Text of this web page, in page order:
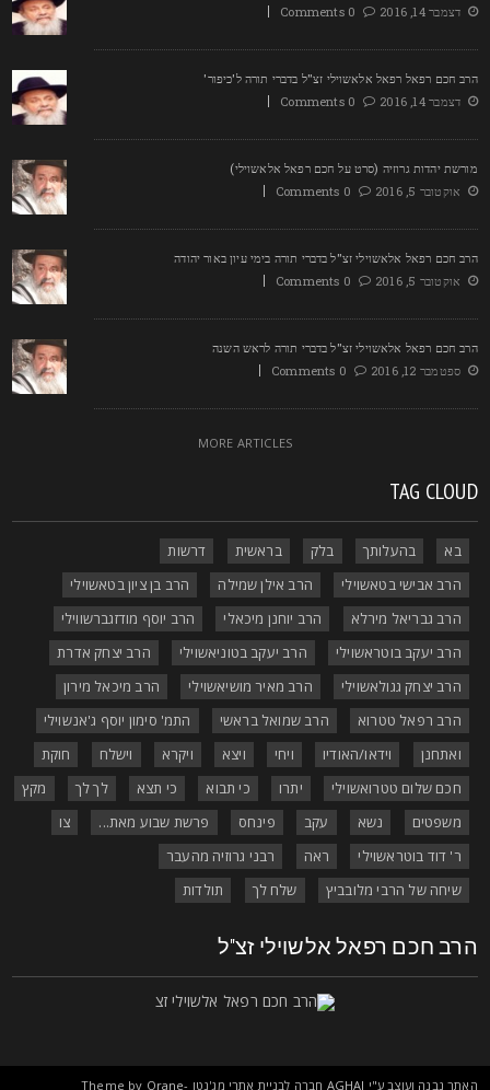
דצמבר 14, 2016
0 Comments
חכם רפאל רפאל אלאשוילי זצ"ל בדברי תורה ל'כיפור'
דצמבר 14, 2016
0 Comments
יהדות גרוזיה (סרט על חכם רפאל אלאשוילי)
אוקטובר 5, 2016
0 Comments
חכם רפאל אלאשוילי זצ"ל בדברי תורה בימי עיון באור יהודה
אוקטובר 5, 2016
0 Comments
חכם רפאל אלאשוילי זצ"ל בדברי תורה לראש השנה
ספטמבר 12, 2016
0 Comments
MORE ARTICLES
TAG
בא בהעלותך בלק בראשית
דרשות
הרב אבישי בטאשוילי
הרב אילן שמילה
הרב בן ציון בטאשוילי
הרב גבריאל מירלא
הרב יוחנן מיכאלי
הרב יוסף מודזגברשווילי
הרב יעקב בוטראשוילי
הרב יעקב בטוניאשוילי
הרב יצחק אדרת
הרב יצחק גגולאשוילי
הרב מאיר מושיאשוילי
הרב מיכאל מירון
הרב רפאל טטרוא
הרב שמואל בראשי
התמ' סימון יוסף ג'אנשוילי
ואתחנן
וידאו/האודיו ויחי ויצא ויקרא וישלח
חוקת
חכם שלום טטרואשוילי
יתרו כי תבוא כי תצא לך לך
מקץ
משפטים
נשא עקב פינחס פרשת שבוע מאת...
ר' דוד בוטראשוילי
ראה
רבני גרוזיה מהעבר
שיחה של הרבי מלובביץ
שלח לך תולדות
חכם רפאל אלשוילי זצ"ל
נבנה ועוצב ע"יAGHAIחברה לבניית אתרי מג'נטו Theme byOrane-